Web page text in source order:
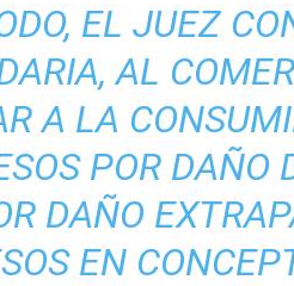
EL JUEZ
AL
A LA
POR DAÑO
DAÑO
EN